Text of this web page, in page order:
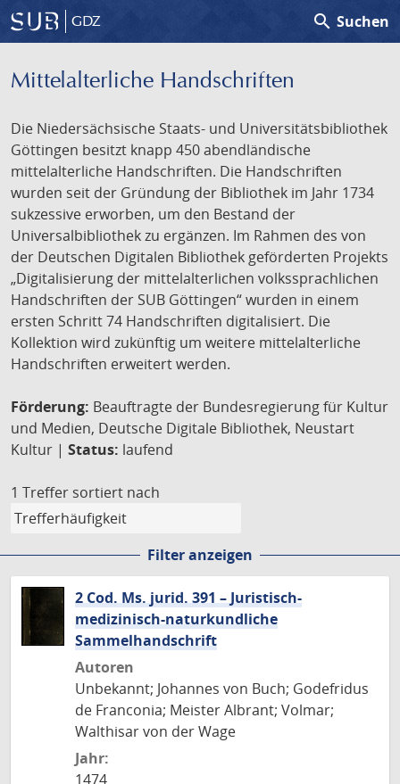
GDZ search Suchen
Mittelalterliche Handschriften
Die Niedersächsische Staats- und Universitätsbibliothek
Göttingen besitzt knapp 450 abendländische
mittelalterliche Handschriften. Die Handschriften
wurden seit der Gründung der Bibliothek im Jahr 1734
sukzessive erworben, um den Bestand der
Universalbibliothek zu ergänzen. Im Rahmen des von
der Deutschen Digitalen Bibliothek geförderten Projekts
„Digitalisierung der mittelalterlichen volkssprachlichen
Handschriften der SUB Göttingen“ wurden in einem
ersten Schritt 74 Handschriften digitalisiert. Die
Kollektion wird zukünftig um weitere mittelalterliche
Handschriften erweitert werden.
Förderung: Beauftragte der Bundesregierung für Kultur
und Medien, Deutsche Digitale Bibliothek, Neustart
Kultur | Status: laufend
1 Treffer sortiert nach
Filter anzeigen
2 Cod. Ms. jurid. 391 – Juristisch-
medizinisch-naturkundliche
Sammelhandschrift
Autoren
Unbekannt; Johannes von Buch; Godefridus
de Franconia; Meister Albrant; Volmar;
Walthisar von der Wage
Jahr:
1474